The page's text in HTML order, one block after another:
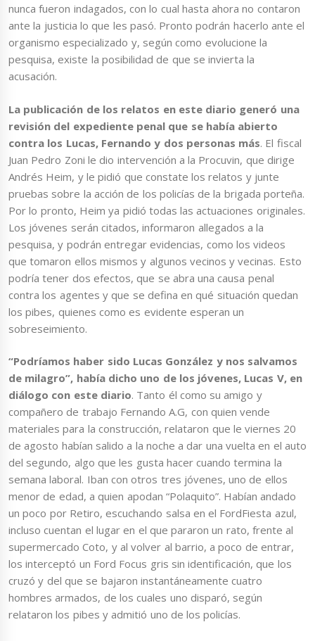
nunca fueron indagados, con lo cual hasta ahora no contaron
ante la justicia lo que les pasó. Pronto podrán hacerlo ante el
organismo especializado y, según como evolucione la
pesquisa, existe la posibilidad de que se invierta la
acusación.
La publicación de los relatos en este diario generó una
revisión del expediente penal que se había abierto
contra los Lucas, Fernando y dos personas más. El fiscal
Juan Pedro Zoni le dio intervención a la Procuvin, que dirige
Andrés Heim, y le pidió que constate los relatos y junte
pruebas sobre la acción de los policías de la brigada porteña.
Por lo pronto, Heim ya pidió todas las actuaciones originales.
Los jóvenes serán citados, informaron allegados a la
pesquisa, y podrán entregar evidencias, como los videos
que tomaron ellos mismos y algunos vecinos y vecinas. Esto
podría tener dos efectos, que se abra una causa penal
contra los agentes y que se defina en qué situación quedan
los pibes, quienes como es evidente esperan un
sobreseimiento.
“Podríamos haber sido Lucas González y nos salvamos
de milagro”, había dicho uno de los jóvenes, Lucas V, en
diálogo con este diario. Tanto él como su amigo y
compañero de trabajo Fernando A.G, con quien vende
materiales para la construcción, relataron que le viernes 20
de agosto habían salido a la noche a dar una vuelta en el auto
del segundo, algo que les gusta hacer cuando termina la
semana laboral. Iban con otros tres jóvenes, uno de ellos
menor de edad, a quien apodan “Polaquito”. Habían andado
un poco por Retiro, escuchando salsa en el FordFiesta azul,
incluso cuentan el lugar en el que pararon un rato, frente al
supermercado Coto, y al volver al barrio, a poco de entrar,
los interceptó un Ford Focus gris sin identificación, que los
cruzó y del que se bajaron instantáneamente cuatro
hombres armados, de los cuales uno disparó, según
relataron los pibes y admitió uno de los policías.